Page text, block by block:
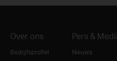
Over ons
Bedrijfsprofiel
Pers &
Nieuws